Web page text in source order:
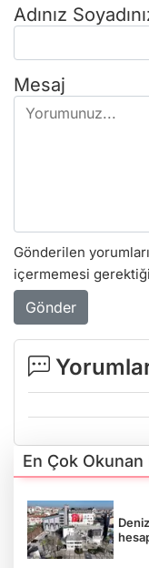
Adınız
Mesaj
Gönderilen
içermemesi
Gönder
En Çok